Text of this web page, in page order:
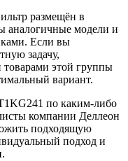
размещён в
аналогичные модели и
Если вы
задачу,
товарами этой группы
вариант.
по каким-либо
компании Деллеон
подходящую
подход и